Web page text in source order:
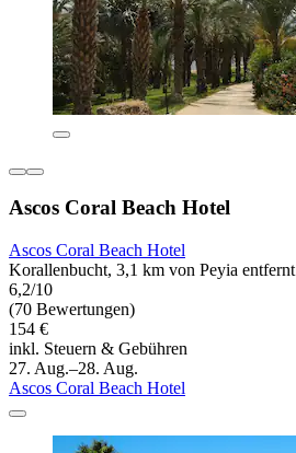
Ascos Coral Beach Hotel
Ascos Coral Beach Hotel
Korallenbucht, 3,1 km von Peyia entfernt
6,2/10
(70 Bewertungen)
154 €
inkl. Steuern & Gebühren
27. Aug.–28. Aug.
Ascos Coral Beach Hotel